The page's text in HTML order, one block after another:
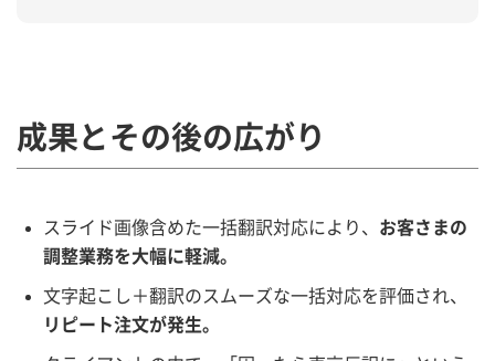
成果とその後の広がり
スライド画像含めた一括翻訳対応により、 お客さまの
調整業務を大幅に軽減。
文字起こし＋翻訳のスムーズな一括対応を評価され、
リピート注文が発生。